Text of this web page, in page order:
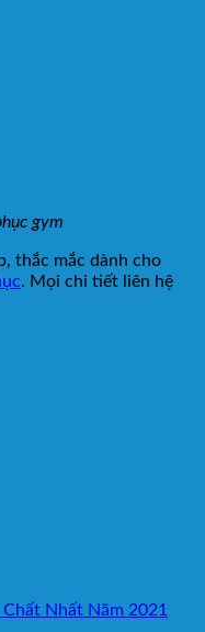
gym
thắc mắc dành cho
. Mọi chi tiết liên hệ
Nhất Năm 2021